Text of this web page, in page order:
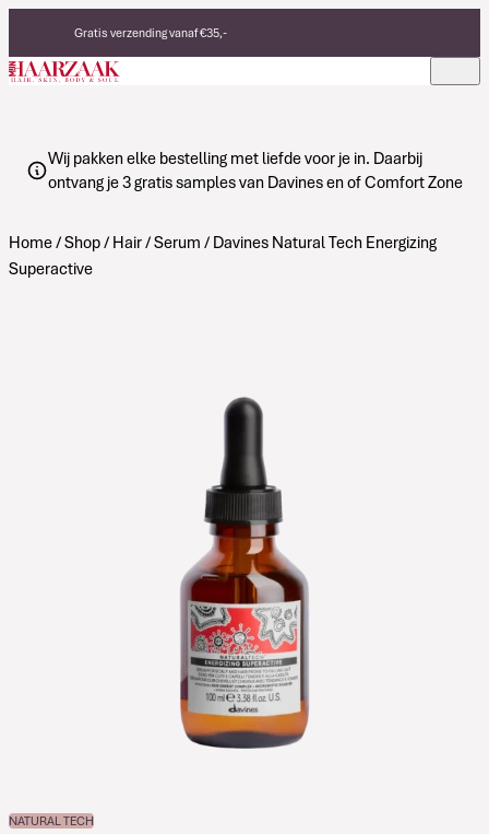
Gratis verzending vanaf €35,-
Eerlijke, duurzame producten
Made in Italy
Wij pakken elke bestelling met liefde voor je in. Daarbij
ontvang je 3 gratis samples van Davines en of Comfort Zone
Home/Shop/ Hair/Serum / Davines Natural Tech Energizing
Superactive
NATURAL TECH